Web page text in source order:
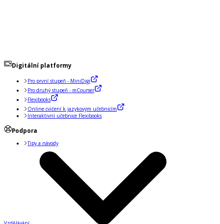
Digitální platformy
Pro první stupeň - MiniDigi
Pro druhý stupeň - mCourser
Flexibooks
Online cvičení k jazykovým učebnicím
Interaktivní učebnice Flexibooks
Podpora
Tipy a návody